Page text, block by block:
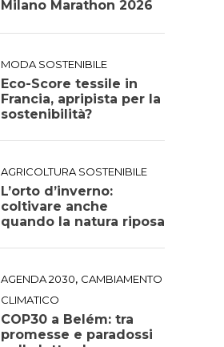
Milano Marathon 2026
MODA SOSTENIBILE
Eco-Score tessile in
Francia, apripista per la
sostenibilità?
AGRICOLTURA SOSTENIBILE
L’orto d’inverno:
coltivare anche
quando la natura riposa
AGENDA 2030, CAMBIAMENTO
CLIMATICO
COP30 a Belém: tra
promesse e paradossi